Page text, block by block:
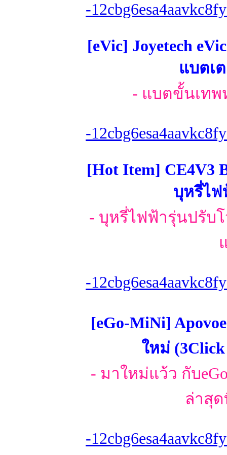
-
[eVic] Joyetech
แบตเ
- แบตขั้นเทพ
-
[Hot Item] CE4V3
บุหรี่ไฟ
- บุหรี่ไฟฟ้ารุ่นปรับ
-
[eGo-MiNi]
ใหม่
- มาใหม่แว้ว กับ
ล่าสุ
-